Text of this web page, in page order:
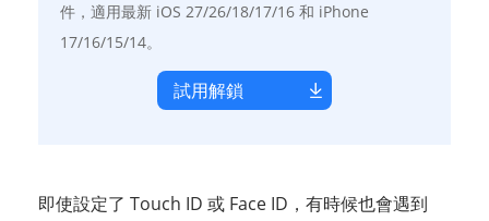
件，適用最新 iOS 27/26/18/17/16 和 iPhone
17/16/15/14。
試用解鎖
即使設定了 Touch ID 或 Face ID，有時候也會遇到